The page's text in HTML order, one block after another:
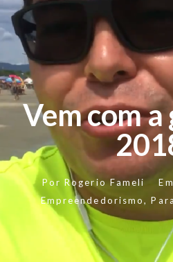
Vem com a
Por Rogerio Fameli Em
Empreendedorismo,